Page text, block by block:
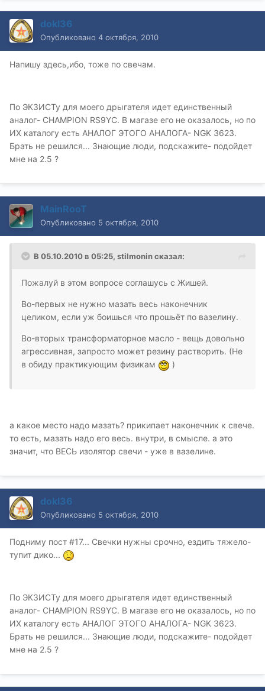
dokl36
Опубликовано 4 октября, 2010
Напишу здесь,ибо, тоже по свечам.
По ЭКЗИСТу для моего дрыгателя идет единственный
аналог- CHAMPION RS9YC. В магазе его не оказалось, но по
ИХ каталогу есть АНАЛОГ ЭТОГО АНАЛОГА- NGK 3623.
Брать не решился... Знающие люди, подскажите- подойдет
мне на 2.5 ?
MainRooT
Опубликовано 5 октября, 2010
В 05.10.2010 в 05:25, stilmonin сказал:
Пожалуй в этом вопросе соглашусь с Жишей.
Во-первых не нужно мазать весь наконечник
целиком, если уж боишься что прошьёт по вазелину.
Во-вторых трансформаторное масло - вещь довольно
агрессивная, запросто может резину растворить. (Не
в обиду практикующим физикам
)
а какое место надо мазать? прикипает наконечник к свече.
то есть, мазать надо его весь. внутри, в смысле. а это
значит, что ВЕСЬ изолятор свечи - уже в вазелине.
dokl36
Опубликовано 5 октября, 2010
Подниму пост #17... Свечки нужны срочно, ездить тяжело-
тупит дико...
По ЭКЗИСТу для моего дрыгателя идет единственный
аналог- CHAMPION RS9YC. В магазе его не оказалось, но по
ИХ каталогу есть АНАЛОГ ЭТОГО АНАЛОГА- NGK 3623.
Брать не решился... Знающие люди, подскажите- подойдет
мне на 2.5 ?